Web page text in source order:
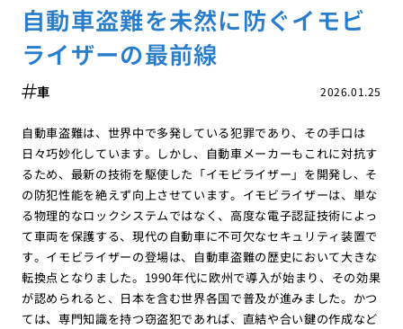
自動車盗難を未然に防ぐイモビ
ライザーの最前線
2026.01.25
車
自動車盗難は、世界中で多発している犯罪であり、その手口は
日々巧妙化しています。しかし、自動車メーカーもこれに対抗す
るため、最新の技術を駆使した「イモビライザー」を開発し、そ
の防犯性能を絶えず向上させています。イモビライザーは、単な
る物理的なロックシステムではなく、高度な電子認証技術によっ
て車両を保護する、現代の自動車に不可欠なセキュリティ装置で
す。イモビライザーの登場は、自動車盗難の歴史において大きな
転換点となりました。1990年代に欧州で導入が始まり、その効果
が認められると、日本を含む世界各国で普及が進みました。かつ
ては、専門知識を持つ窃盗犯であれば、直結や合い鍵の作成など